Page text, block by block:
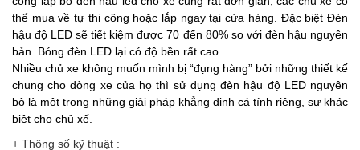
thể mua về tự thi công hoặc lắp ngay tại cửa hàng. Đặc biệt Đèn
hậu độ LED sẽ tiết kiệm được 70 đến 80% so với đèn hậu nguyên
bản. Bóng đèn LED lại có độ bền rất cao.
Nhiều chủ xe không muốn mình bị “đụng hàng” bởi những thiết kế
chung cho dòng xe của họ thì sử dụng đèn hậu độ LED nguyên
bộ là một trong những giải pháp khẳng định cá tính riêng, sự khác
biệt cho chủ xế.
+ Thông số kỹ thuật :